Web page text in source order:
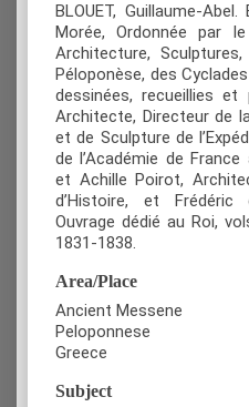
BLOUET, Guillaume-
Morée, Ordonnée par
Architecture,
Péloponèse, des
dessinées, recueillies et
Architecte, Directeur de
et de Sculpture de
de l’Académie de
et Achille Poirot,
d’Histoire, et Frédéric
Ouvrage dédié au Roi,
1831-1838.
Area/Place
Ancient Messene
Peloponnese
Greece
Subject